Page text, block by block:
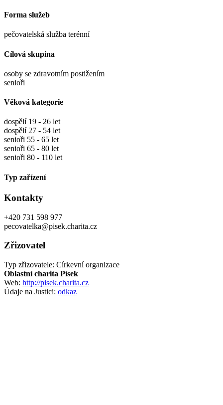
Forma služeb
pečovatelská služba terénní
Cílová skupina
osoby se zdravotním postižením
senioři
Věková kategorie
dospělí 19 - 26 let
dospělí 27 - 54 let
senioři 55 - 65 let
senioři 65 - 80 let
senioři 80 - 110 let
Typ zařízení
Kontakty
+420 731 598 977
pecovatelka@pisek.charita.cz
Zřizovatel
Typ zřizovatele: Církevní organizace
Oblastní charita Písek
Web: http://pisek.charita.cz
Údaje na Justici: odkaz